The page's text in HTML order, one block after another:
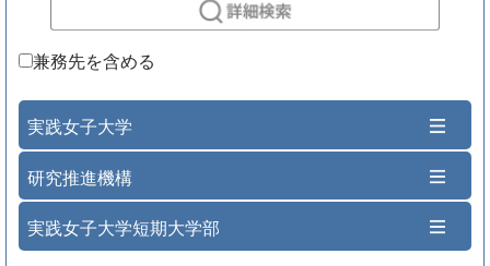
兼務先を含める
実践女子大学
研究推進機構
実践女子大学短期大学部